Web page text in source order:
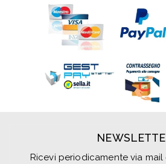
Ricevi periodicamente via